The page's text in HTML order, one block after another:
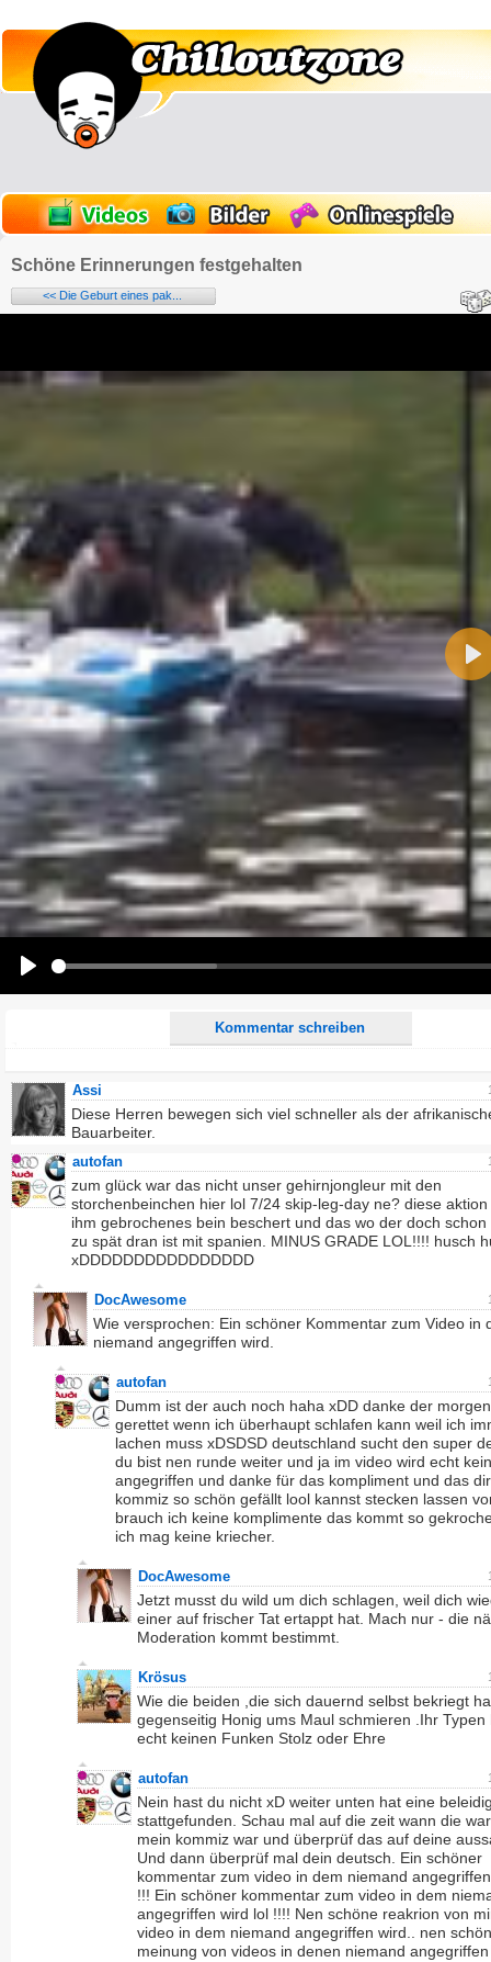
Schöne Erinnerungen festgehalten
<< Die Geburt eines pak...
Kommentar schreiben
Name:
E-Mail-Adresse (optional):
Kommentar:
Alle HTML-Tags außer <br>, <strike> und <i> werden aus Deinem Kommentar entfernt.
URLs werden automatisch umgewandelt. Bitte verwende "www." oder "http://" in URLs
Ich möchte eine E-Mail, wenn auf dieser Seite weitere Kommentare erscheinen.
Assi
Diese Herren bewegen sich viel schneller als der
Bauarbeiter.
autofan
zum glück war das nicht unser gehirnjongleur mit den
storchenbeinchen hier lol 7/24 skip-leg-day ne? diese
ihm gebrochenes bein beschert und das wo der doch schon
zu spät dran ist mit spanien. MINUS GRADE LOL!!!! husch
xDDDDDDDDDDDDDDDD
DocAwesome
Wie versprochen: Ein schöner Kommentar zum Video in
niemand angegriffen wird.
autofan
Dumm ist der auch noch haha xDD danke der
gerettet wenn ich überhaupt schlafen kann weil ich
lachen muss xDSDSD deutschland sucht den super
du bist nen runde weiter und ja im video wird echt
angegriffen und danke für das kompliment und das
kommiz so schön gefällt lool kannst stecken lassen
brauch ich keine komplimente das kommt so
ich mag keine kriecher.
DocAwesome
Jetzt musst du wild um dich schlagen, weil dich
einer auf frischer Tat ertappt hat. Mach nur - die
Moderation kommt bestimmt.
Krösus
Wie die beiden ,die sich dauernd selbst bekriegt
gegenseitig Honig ums Maul schmieren .Ihr Typen
echt keinen Funken Stolz oder Ehre
autofan
Nein hast du nicht xD weiter unten hat eine
stattgefunden. Schau mal auf die zeit wann die
mein kommiz war und überprüf das auf deine
Und dann überprüf mal dein deutsch. Ein schöner
kommentar zum video in dem niemand
!!! Ein schöner kommentar zum video in dem
angegriffen wird lol !!!! Nen schöne reakrion von
video in dem niemand angegriffen wird.. nen
meinung von videos in denen niemand